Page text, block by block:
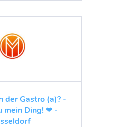
der Gastro (a)? -
mein Ding! ❤ -